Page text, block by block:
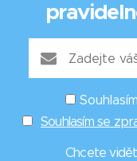
Souhlasím se
Chcete vidět